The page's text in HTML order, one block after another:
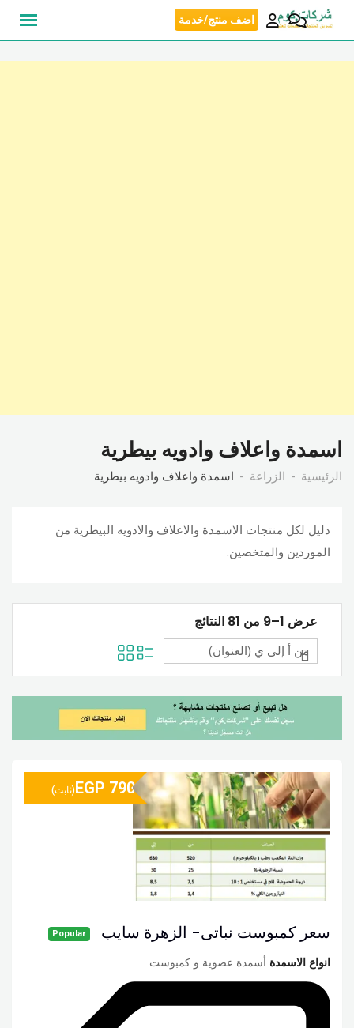
انتقل
اضف منتج/خدمة
اسمدة واعلاف وادويه بيطرية
الرئيسية الزراعة اسمدة واعلاف وادويه بيطرية
دليل لكل منتجات الاسمدة والاعلاف والادويه البيطرية من
الموردين والمتخصين.
عرض 1–9 من 81 النتائج
سعر كمبوست نباتى- الزهرة سايب Popular
انواع الاسمدة أسمدة عضوية و كمبوست
EGP 790 (ثابت)